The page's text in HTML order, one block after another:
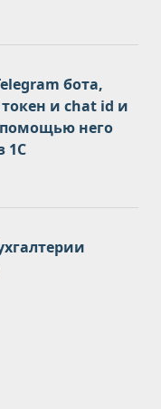
бота,
и chat id и
помощью него
1С